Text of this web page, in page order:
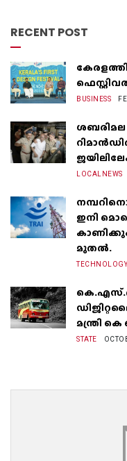
RECENT POST
BUSINESS
LOCALNEWS
ഇനി
മുതല്‍.
TECHNOLOGY
മന്ത്രി
STATE